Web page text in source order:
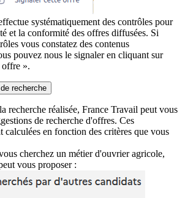
systématiquement des contrôles pour
et la conformité des offres diffusées. Si
vous constatez des contenus
pouvez nous le signaler en cliquant sur
offre ».
recherche
recherche réalisée, France Travail peut vous
de recherche d'offres. Ces
calculées en fonction des critères que vous
cherchez un métier d'ouvrier agricole,
vous proposer :